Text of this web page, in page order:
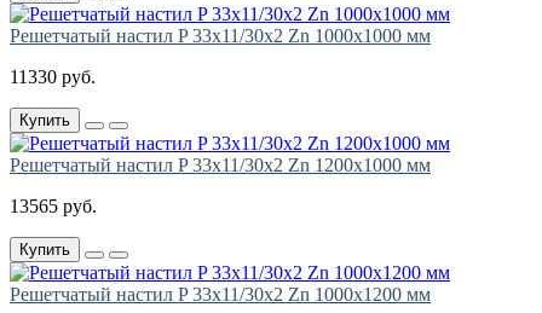
Решетчатый настил P 33х11/30х2 Zn 1000х1000 мм
11330 руб.
Купить
Решетчатый настил P 33х11/30х2 Zn 1200х1000 мм
13565 руб.
Купить
Решетчатый настил P 33х11/30х2 Zn 1000х1200 мм